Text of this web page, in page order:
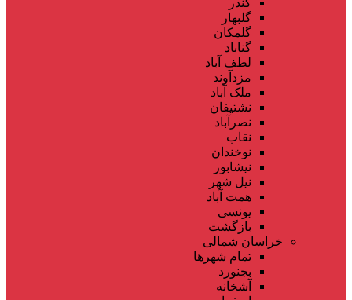
گلبهار
گلمکان
گناباد
لطف آباد
مزدآوند
ملک آباد
نشتیفان
نصرآباد
نقاب
نوخندان
نیشابور
نیل شهر
همت آباد
یونسی
بازگشت
خراسان شمالی
تمام شهر‌ها
بجنورد
آشخانه